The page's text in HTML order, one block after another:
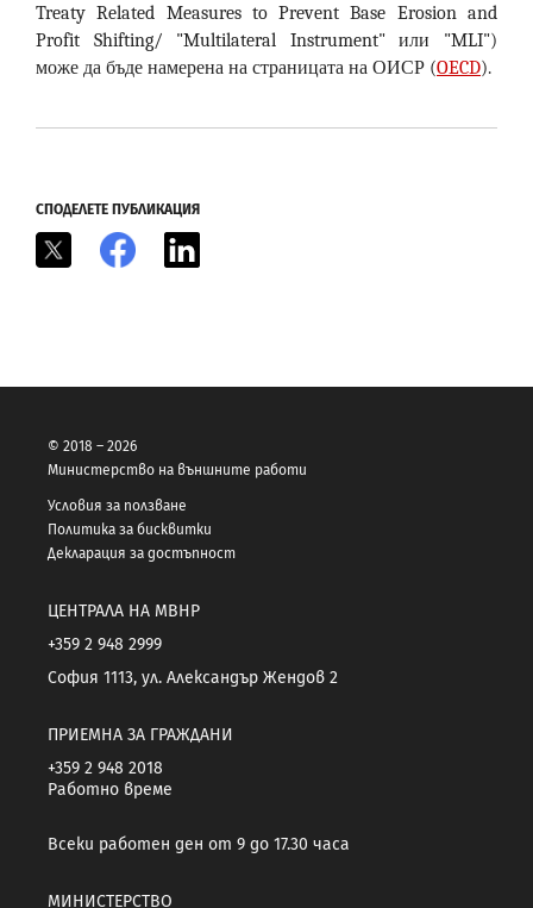
Treaty Related Measures to Prevent Base Erosion and
Profit Shifting/ "Multilateral Instrument" или "MLI")
може да бъде намерена на страницата на ОИСР (OECD).
СПОДЕЛЕТЕ ПУБЛИКАЦИЯ
Facebook
© 2018 – 2026
Министерство на външните работи
Условия за ползване
Политика за бисквитки
Декларация за достъпност
ЦЕНТРАЛА НА МВНР
+359 2 948 2999
София 1113, ул. Александър Жендов 2
ПРИЕМНА ЗА ГРАЖДАНИ
+359 2 948 2018
Работно време
Всеки работен ден от 9 до 17.30 часа
МИНИСТЕРСТВО